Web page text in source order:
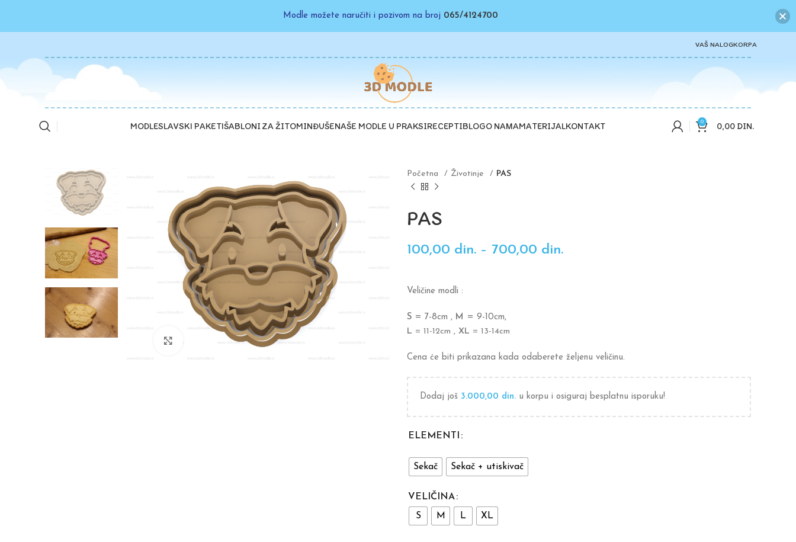
VAŠ NALOGKORPA
MODLESLAVSKI PAKETIŠABLONI ZA ŽITOMINĐUŠENAŠE MODLE U PRAKSIRECEPTIBLOGO NAMAMATERIJALKONTAKT 0 0,00 DIN.
Click to enlarge
Početna Životinje PAS
PAS
100,00 din. – 700,00 din.
Veličine modli :
S = 7-8cm , M = 9-10cm,
L = 11-12cm , XL = 13-14cm
Cena će biti prikazana kada odaberete željenu veličinu.
Dodaj još 3.000,00 din. u korpu i osiguraj besplatnu isporuku!
ELEMENTI
Sekač Sekač + utiskivač
VELIČINA
S
M L XL
Modle možete naručiti i pozivom na broj 065/4124700